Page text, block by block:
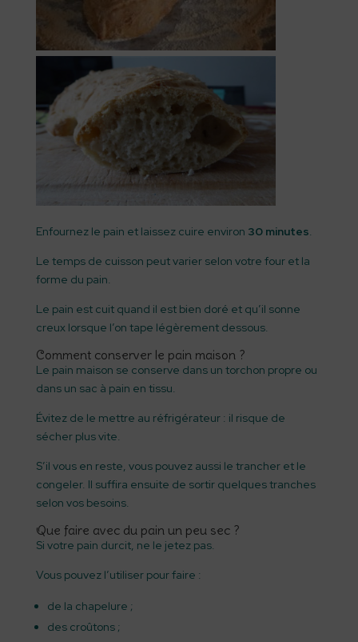
Enfournez le pain et laissez cuire environ 30 minutes.
Le temps de cuisson peut varier selon votre four et la
forme du pain.
Le pain est cuit quand il est bien doré et qu’il sonne
creux lorsque l’on tape légèrement dessous.
Comment conserver le pain maison ?
Le pain maison se conserve dans un torchon propre ou
dans un sac à pain en tissu.
Évitez de le mettre au réfrigérateur : il risque de
sécher plus vite.
S’il vous en reste, vous pouvez aussi le trancher et le
congeler. Il suffira ensuite de sortir quelques tranches
selon vos besoins.
Que faire avec du pain un peu sec ?
Si votre pain durcit, ne le jetez pas.
Vous pouvez l’utiliser pour faire :
de la chapelure ;
des croûtons ;